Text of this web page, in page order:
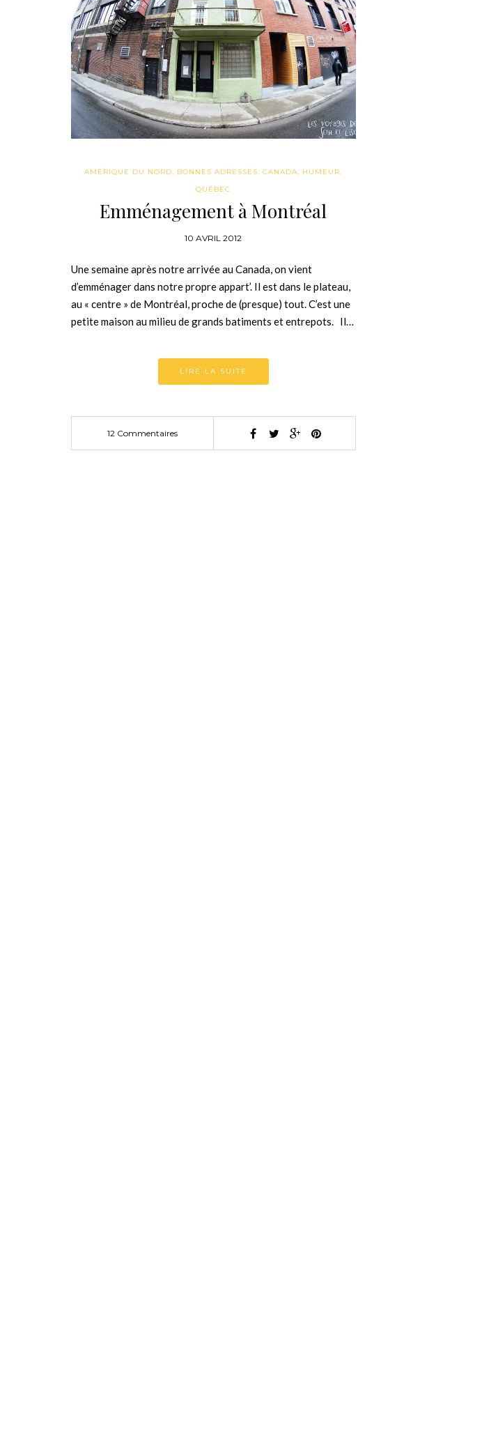
AMÉRIQUE DU NORD, BONNES ADRESSES,CANADA, HUMEUR,
QUÉBEC
Emménagement à Montréal
10 AVRIL 2012
Une semaine après notre arrivée au Canada, on vient
d’emménager dans notre propre appart’. Il est dans le plateau,
au « centre » de Montréal, proche de (presque) tout. C’est une
petite maison au milieu de grands batiments et entrepots. Il…
LIRE LA SUITE
12 Commentaires